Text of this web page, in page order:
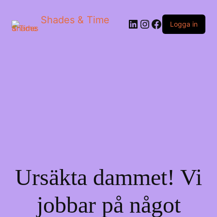
Shades & Time LinkedIn
Instagram
Facebook
Logga in
Ursäkta dammet! Vi
jobbar på något